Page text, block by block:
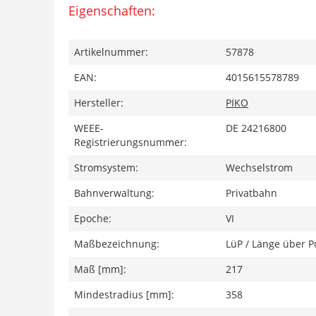
Eigenschaften:
Artikelnummer:
57878
EAN:
4015615578789
Hersteller:
PIKO
WEEE-
Registrierungsnummer:
DE 24216800
Stromsystem:
Wechselstrom
Bahnverwaltung:
Privatbahn
Epoche:
VI
Maßbezeichnung:
LüP / Länge über
Maß [mm]:
217
Mindestradius [mm]:
358